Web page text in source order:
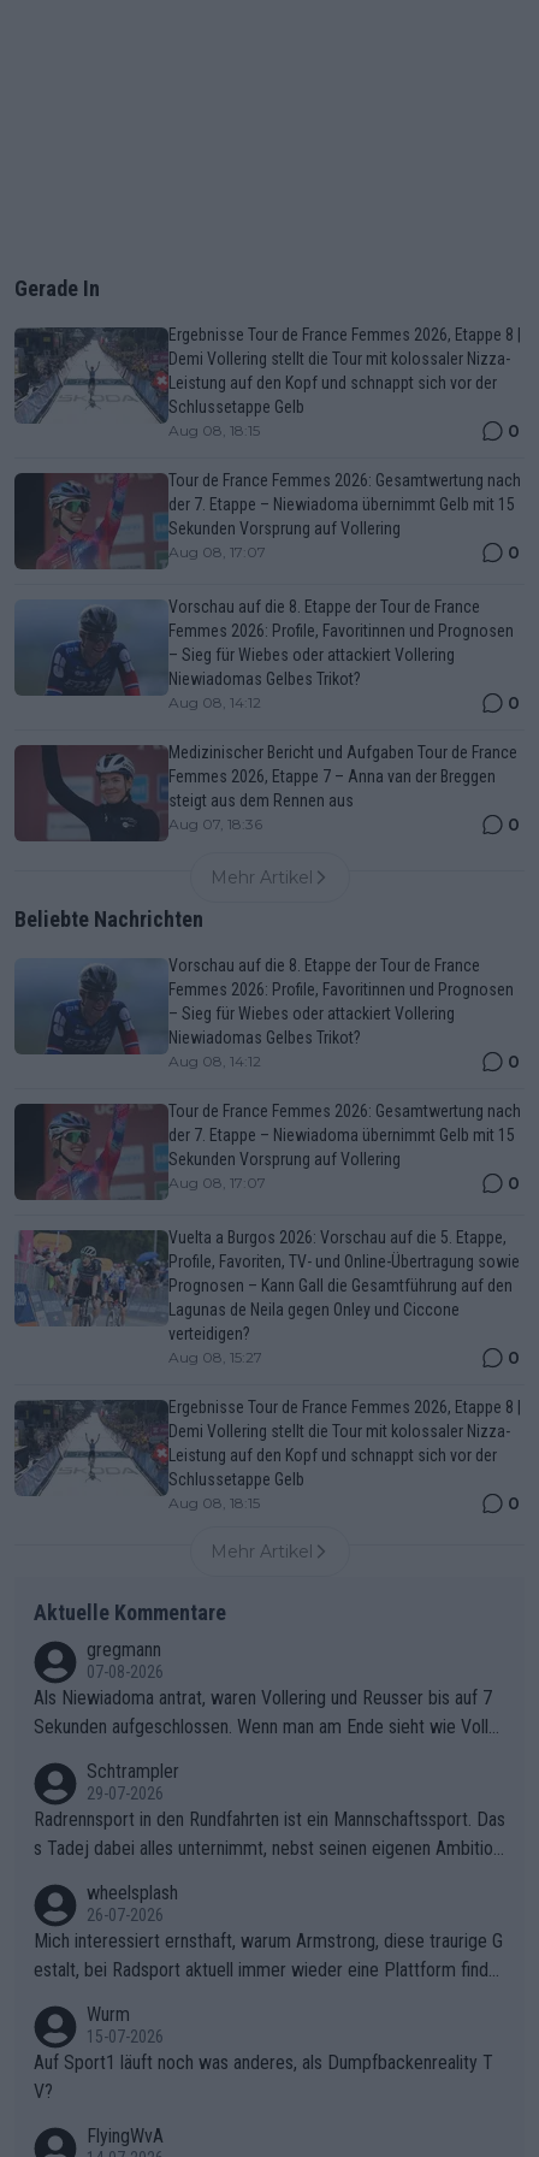
Gerade In
Ergebnisse Tour de France Femmes 2026, Etappe 8 |
Demi Vollering stellt die Tour mit kolossaler Nizza-
Leistung auf den Kopf und schnappt sich vor der
Schlussetappe Gelb
Aug 08, 18:15 0
Tour de France Femmes 2026: Gesamtwertung nach
der 7. Etappe – Niewiadoma übernimmt Gelb mit 15
Sekunden Vorsprung auf Vollering
Aug 08, 17:07 0
Vorschau auf die 8. Etappe der Tour de France
Femmes 2026: Profile, Favoritinnen und Prognosen
– Sieg für Wiebes oder attackiert Vollering
Niewiadomas Gelbes Trikot?
Aug 08, 14:12 0
Medizinischer Bericht und Aufgaben Tour de France
Femmes 2026, Etappe 7 – Anna van der Breggen
steigt aus dem Rennen aus
Aug 07, 18:36 0
Mehr Artikel
Beliebte Nachrichten
Vorschau auf die 8. Etappe der Tour de France
Femmes 2026: Profile, Favoritinnen und Prognosen
– Sieg für Wiebes oder attackiert Vollering
Niewiadomas Gelbes Trikot?
Aug 08, 14:12 0
Tour de France Femmes 2026: Gesamtwertung nach
der 7. Etappe – Niewiadoma übernimmt Gelb mit 15
Sekunden Vorsprung auf Vollering
Aug 08, 17:07 0
Vuelta a Burgos 2026: Vorschau auf die 5. Etappe,
Profile, Favoriten, TV- und Online-Übertragung sowie
Prognosen – Kann Gall die Gesamtführung auf den
Lagunas de Neila gegen Onley und Ciccone
verteidigen?
Aug 08, 15:27 0
Ergebnisse Tour de France Femmes 2026, Etappe 8 |
Demi Vollering stellt die Tour mit kolossaler Nizza-
Leistung auf den Kopf und schnappt sich vor der
Schlussetappe Gelb
Aug 08, 18:15 0
Mehr Artikel
Aktuelle Kommentare
gregmann
07-08-2026
Als Niewiadoma antrat, waren Vollering und Reusser bis auf 7
Sekunden aufgeschlossen. Wenn man am Ende sieht wie Voller
ering die 7 Sekunden zu Niewiadoma nicht geschlossen hat un
d den Abstand hat anwachsen lassen. Ein schwerer taktischer
Fehler, der den Tour Sieg kosten wird.Diese Beobachtung trifft
Zögerlichkeit von Demi Vollering in diesem Moment war das e
ntscheidende Puzzleteil, das Katarzyna Niewiadoma die Tür z
um Gelben Trikot geöffnet hat.Das taktische Dilemma am Mon
t VentouxDie psychologische Falle: Vollering spekulierte in die
ser Phase darauf, dass Marlen Reusser im Gelben Trikot die N
achführarbeit leistet, um ihre Gesamtführung zu verteidigen.De
r Pokereinsatz: Anstatt die verbleibenden 7 Sekunden sofort s
elbst zuzufahren, verließ sich Vollering zu lange auf die Tempo
arbeit anderer.Niewiadomas Momentum: Niewiadoma nutzte g
Schtrampler
29-07-2026
Radrennsport in den Rundfahrten ist ein Mannschaftssport. Das
s Tadej dabei alles unternimmt, nebst seinen eigenen Ambition
ganze Team auch mental stark zu machen und konkret am Erf
olg teilzuhaben, ist ihm ganz hoch anzurechnen. Das ist ein Zei
chen weit über den Radsport hinaus.
wheelsplash
26-07-2026
Mich interessiert ernsthaft, warum Armstrong, diese traurige G
estalt, bei Radsport aktuell immer wieder eine Plattform finde
Wurm
15-07-2026
Auf Sport1 läuft noch was anderes, als Dumpfbackenreality T
V?
FlyingWvA